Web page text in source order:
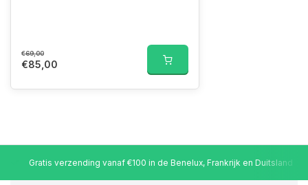
€69,00
€85,00
Gratis verzending vanaf €100 in de Benelux, Frankrijk en Duitsland